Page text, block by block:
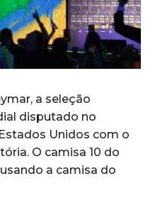
a seleção
disputado no
Unidos com o
O camisa 10 do
a camisa do